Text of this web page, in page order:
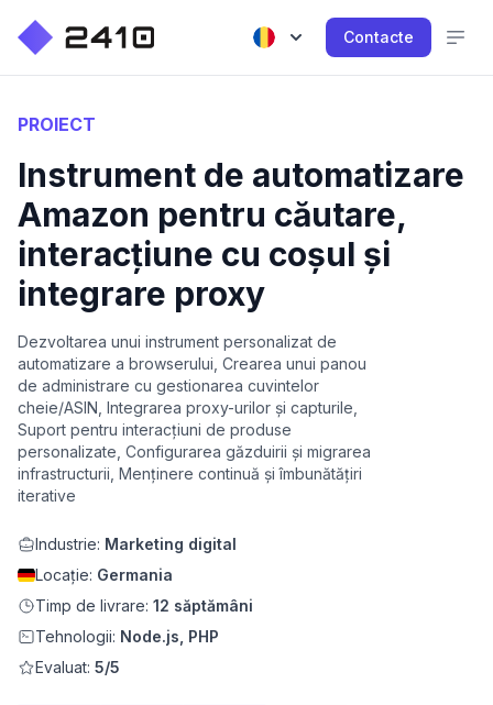
Contacte
PROIECT
Instrument de automatizare
Amazon pentru căutare,
interacțiune cu coșul și
integrare proxy
Dezvoltarea unui instrument personalizat de
automatizare a browserului, Crearea unui panou
de administrare cu gestionarea cuvintelor
cheie/ASIN, Integrarea proxy-urilor și capturile,
Suport pentru interacțiuni de produse
personalizate, Configurarea găzduirii și migrarea
infrastructurii, Menținere continuă și îmbunătățiri
iterative
Industrie: Marketing digital
Locație: Germania
Timp de livrare: 12 săptămâni
Tehnologii: Node.js, PHP
Evaluat: 5/5